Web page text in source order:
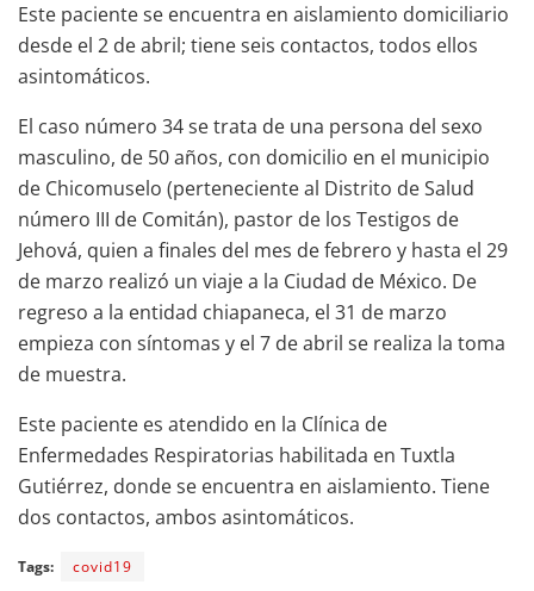
Este paciente se encuentra en aislamiento domiciliario
desde el 2 de abril; tiene seis contactos, todos ellos
asintomáticos.
El caso número 34 se trata de una persona del sexo
masculino, de 50 años, con domicilio en el municipio
de Chicomuselo (perteneciente al Distrito de Salud
número III de Comitán), pastor de los Testigos de
Jehová, quien a finales del mes de febrero y hasta el 29
de marzo realizó un viaje a la Ciudad de México. De
regreso a la entidad chiapaneca, el 31 de marzo
empieza con síntomas y el 7 de abril se realiza la toma
de muestra.
Este paciente es atendido en la Clínica de
Enfermedades Respiratorias habilitada en Tuxtla
Gutiérrez, donde se encuentra en aislamiento. Tiene
dos contactos, ambos asintomáticos.
Tags: covid19